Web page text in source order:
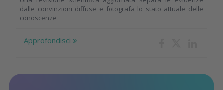
dalle convinzioni diffuse e fotografa lo stato attuale delle
conoscenze
Approfondisci